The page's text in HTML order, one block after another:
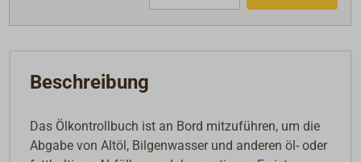
Beschreibung
Das Ölkontrollbuch ist an Bord mitzuführen, um die
Abgabe von Altöl, Bilgenwasser und anderen öl- oder